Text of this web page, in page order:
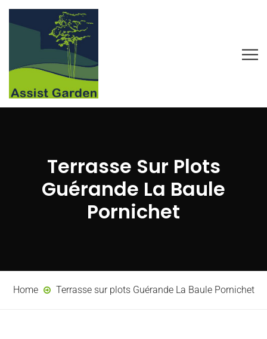
Terrasse Sur Plots
Guérande La Baule
Pornichet
Home Terrasse sur plots Guérande La Baule Pornichet